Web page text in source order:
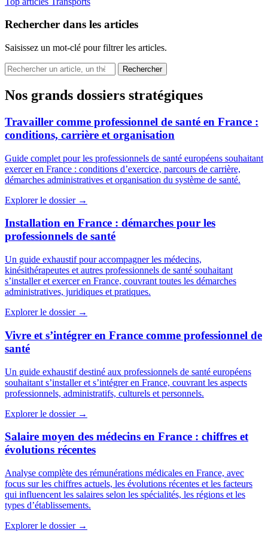
Rechercher dans les articles
Saisissez un mot-clé pour filtrer les articles.
Nos grands dossiers stratégiques
Travailler comme professionnel de santé en France :
conditions, carrière et organisation
Guide complet pour les professionnels de santé européens souhaitant
exercer en France : conditions d’exercice, parcours de carrière,
démarches administratives et organisation du système de santé.
Explorer le dossier →
Installation en France : démarches pour les
professionnels de santé
Un guide exhaustif pour accompagner les médecins,
kinésithérapeutes et autres professionnels de santé souhaitant
s’installer et exercer en France, couvrant toutes les démarches
administratives, juridiques et pratiques.
Explorer le dossier →
Vivre et s’intégrer en France comme professionnel de
santé
Un guide exhaustif destiné aux professionnels de santé européens
souhaitant s’installer et s’intégrer en France, couvrant les aspects
professionnels, administratifs, culturels et personnels.
Explorer le dossier →
Salaire moyen des médecins en France : chiffres et
évolutions récentes
Analyse complète des rémunérations médicales en France, avec
focus sur les chiffres actuels, les évolutions récentes et les facteurs
qui influencent les salaires selon les spécialités, les régions et les
types d’établissements.
Explorer le dossier →